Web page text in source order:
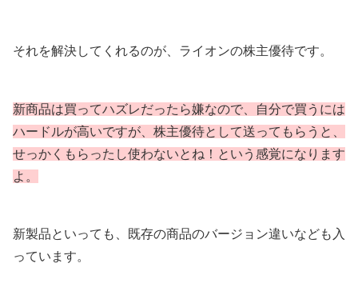
それを解決してくれるのが、ライオンの株主優待です。
新商品は買ってハズレだったら嫌なので、自分で買うには
ハードルが高いですが、株主優待として送ってもらうと、
せっかくもらったし使わないとね！という感覚になります
よ。
新製品といっても、既存の商品のバージョン違いなども入
っています。